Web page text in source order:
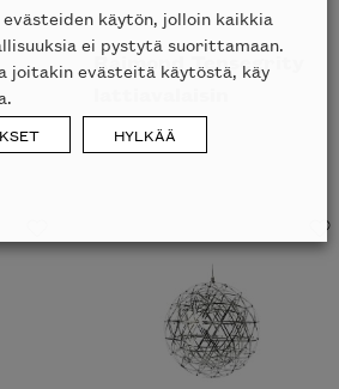
Raimond Tensegrity
MOOOI
ALK.4594€
käytön, jolloin kaikkia
ei pystytä suorittamaan.
joitakin evästeitä käytöstä, käy
HYLKÄÄ